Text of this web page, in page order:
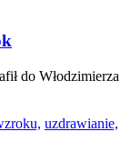
do Włodzimierza
uzdrawianie,